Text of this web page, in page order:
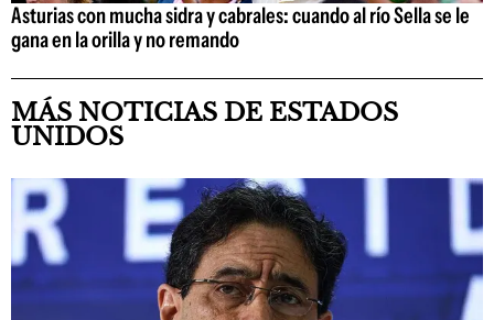
Asturias con mucha sidra y cabrales: cuando al río Sella se le
gana en la orilla y no remando
MÁS NOTICIAS DE ESTADOS
UNIDOS